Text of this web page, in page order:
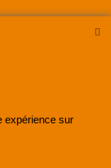
expérience sur